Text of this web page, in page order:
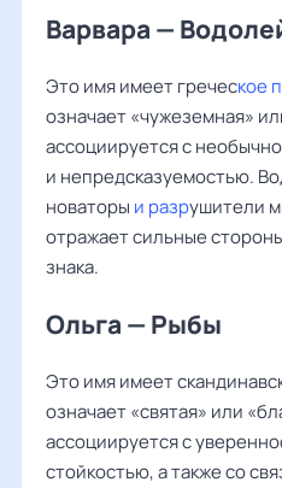
Варвара —
Это имя имеет греческое
означает «чужеземная»
ассоциируется с
и непредсказуемостью.
новаторы и разрушители
отражает сильные
знака.
Ольга — Рыбы
Это имя имеет
означает «святая» или
ассоциируется с
стойкостью, а также со